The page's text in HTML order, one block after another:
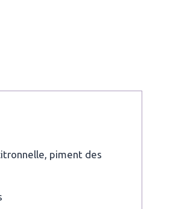
piment des